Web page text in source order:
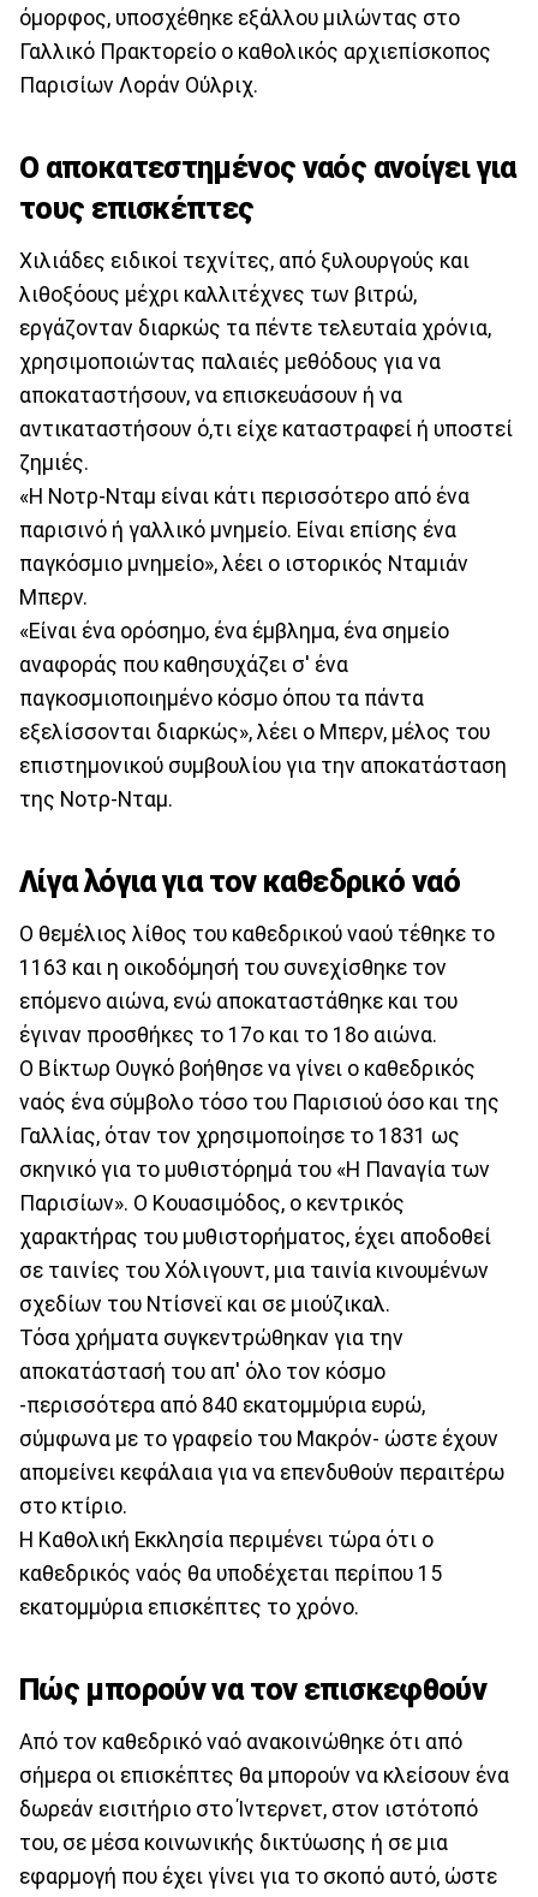
όμορφος, υποσχέθηκε εξάλλου μιλώντας στο
Γαλλικό Πρακτορείο ο καθολικός αρχιεπίσκοπος
Παρισίων Λοράν Ούλριχ.
Ο αποκατεστημένος ναός ανοίγει για
τους επισκέπτες
Χιλιάδες ειδικοί τεχνίτες, από ξυλουργούς και
λιθοξόους μέχρι καλλιτέχνες των βιτρώ,
εργάζονταν διαρκώς τα πέντε τελευταία χρόνια,
χρησιμοποιώντας παλαιές μεθόδους για να
αποκαταστήσουν, να επισκευάσουν ή να
αντικαταστήσουν ό,τι είχε καταστραφεί ή υποστεί
ζημιές.
«Η Νοτρ-Νταμ είναι κάτι περισσότερο από ένα
παρισινό ή γαλλικό μνημείο. Είναι επίσης ένα
παγκόσμιο μνημείο», λέει ο ιστορικός Νταμιάν
Μπερν.
«Είναι ένα ορόσημο, ένα έμβλημα, ένα σημείο
αναφοράς που καθησυχάζει σ' ένα
παγκοσμιοποιημένο κόσμο όπου τα πάντα
εξελίσσονται διαρκώς», λέει ο Μπερν, μέλος του
επιστημονικού συμβουλίου για την αποκατάσταση
της Νοτρ-Νταμ.
Λίγα λόγια για τον καθεδρικό ναό
Ο θεμέλιος λίθος του καθεδρικού ναού τέθηκε το
1163 και η οικοδόμησή του συνεχίσθηκε τον
επόμενο αιώνα, ενώ αποκαταστάθηκε και του
έγιναν προσθήκες το 17ο και το 18ο αιώνα.
Ο Βίκτωρ Ουγκό βοήθησε να γίνει ο καθεδρικός
ναός ένα σύμβολο τόσο του Παρισιού όσο και της
Γαλλίας, όταν τον χρησιμοποίησε το 1831 ως
σκηνικό για το μυθιστόρημά του «Η Παναγία των
Παρισίων». Ο Κουασιμόδος, ο κεντρικός
χαρακτήρας του μυθιστορήματος, έχει αποδοθεί
σε ταινίες του Χόλιγουντ, μια ταινία κινουμένων
σχεδίων του Ντίσνεϊ και σε μιούζικαλ.
Τόσα χρήματα συγκεντρώθηκαν για την
αποκατάστασή του απ' όλο τον κόσμο
-περισσότερα από 840 εκατομμύρια ευρώ,
σύμφωνα με το γραφείο του Μακρόν- ώστε έχουν
απομείνει κεφάλαια για να επενδυθούν περαιτέρω
στο κτίριο.
Η Καθολική Εκκλησία περιμένει τώρα ότι ο
καθεδρικός ναός θα υποδέχεται περίπου 15
εκατομμύρια επισκέπτες το χρόνο.
Πώς μπορούν να τον επισκεφθούν
Από τον καθεδρικό ναό ανακοινώθηκε ότι από
σήμερα οι επισκέπτες θα μπορούν να κλείσουν ένα
δωρεάν εισιτήριο στο Ίντερνετ, στον ιστότοπό
του, σε μέσα κοινωνικής δικτύωσης ή σε μια
εφαρμογή που έχει γίνει για το σκοπό αυτό, ώστε